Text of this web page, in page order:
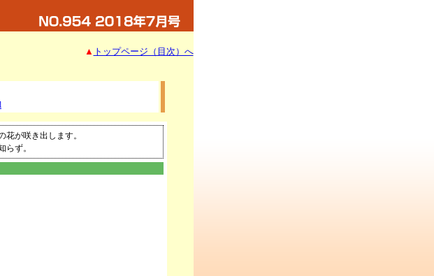
▲ トップページ（目次）へ
花が咲き出します。
らず。